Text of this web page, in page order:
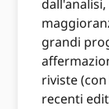
grandi
riviste
recenti